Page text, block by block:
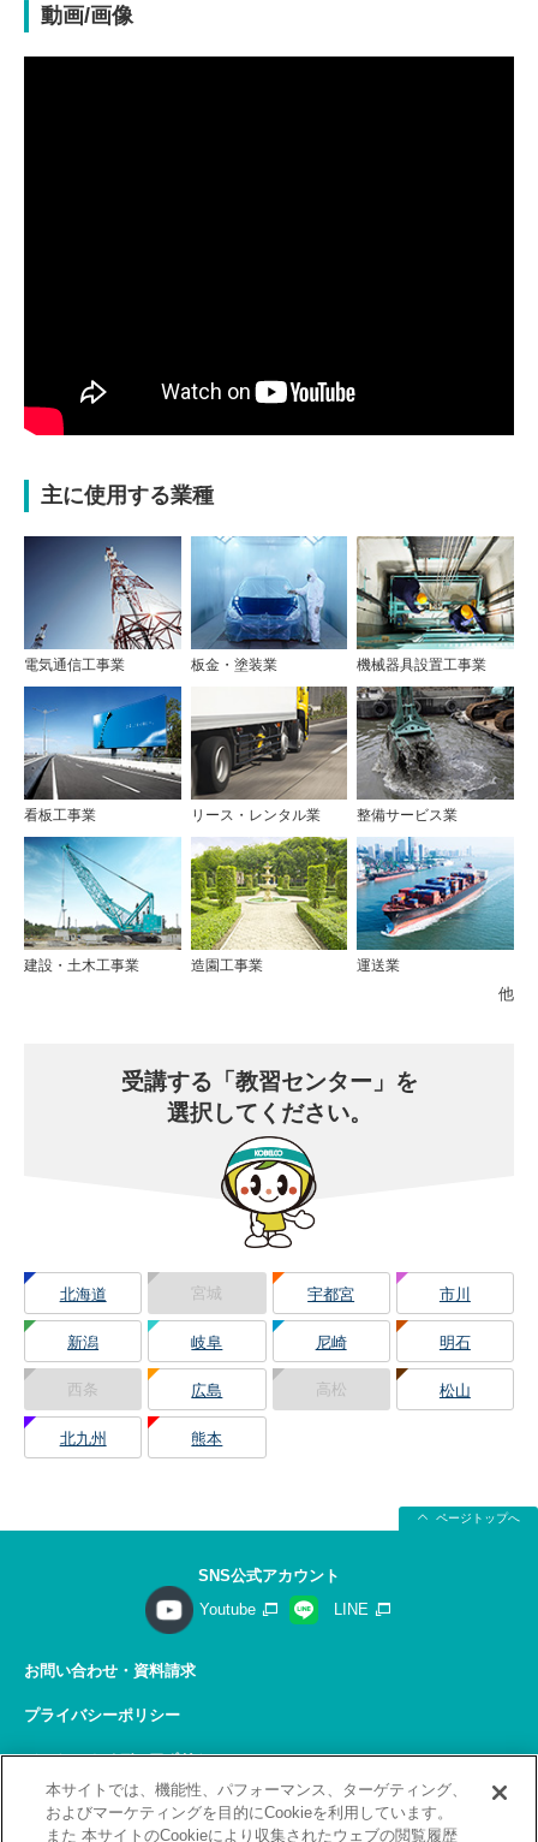
動画/画像
主に使用する業種
電気通信工事業 板金・塗装業 機械器具設置工事業
看板工事業 リース・レンタル業 整備サービス業
建設・土木工事業 造園工事業 運送業
他
受講する 「教習センター」を
選択してください。
北海道 宮城 宇都宮 市川
新潟 岐阜 尼崎 明石
西条 広島 高松 松山
北九州 熊本
ページトップへ
SNS公式アカウント
Youtube
LINE
お問い合わせ・資料請求
プライバシーポリシー
ソーシャルメディアポリシー
サイトの利用について
本サイトでは、機能性、パフォーマンス、ターゲティング、
およびマーケティングを目的にCookieを利用しています。
また 本サイトのCookieにより収集されたウェブの閲覧履歴